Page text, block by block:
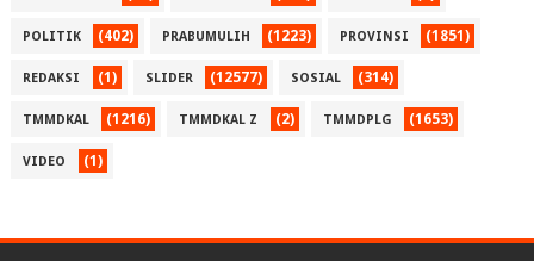
POLITIK (402) PRABUMULIH (1223) PROVINSI (1851)
REDAKSI (1) SLIDER (12577) SOSIAL (314)
TMMDKAL (1216) TMMDKAL Z (2) TMMDPLG (1653)
VIDEO (1)